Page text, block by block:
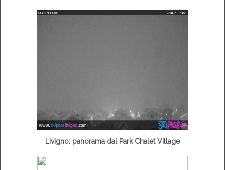
Livigno: panorama dal Park Chalet Village